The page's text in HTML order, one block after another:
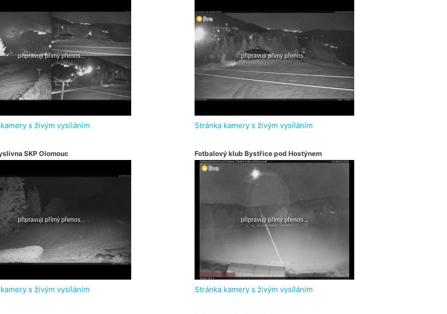
s živým vysíláním Stránka kamery s živým vysíláním
SKP Olomouc
s živým vysíláním
Fotbalový klub Bystřice pod Hostýnem
Stránka kamery s živým vysíláním